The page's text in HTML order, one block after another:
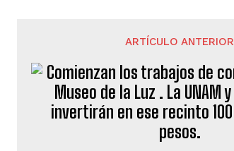
ARTÍCULO ANTERIOR